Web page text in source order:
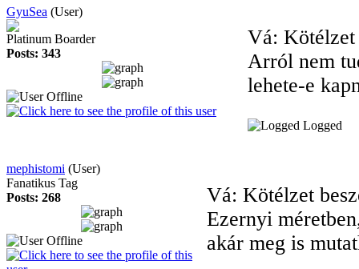
GyuSea (User)
Platinum Boarder
Posts: 343
Vá:
Arról nem
lehete-e
Logged
mephistomi (User)
Fanatikus Tag
Posts: 268
Vá: Kötélzet
Ezernyi
akár meg is